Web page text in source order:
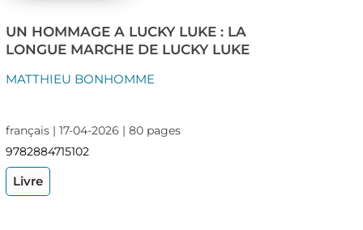
UN HOMMAGE A LUCKY LUKE : LA
LONGUE MARCHE DE LUCKY LUKE
MATTHIEU BONHOMME
français | 17-04-2026 | 80 pages
9782884715102
Livre